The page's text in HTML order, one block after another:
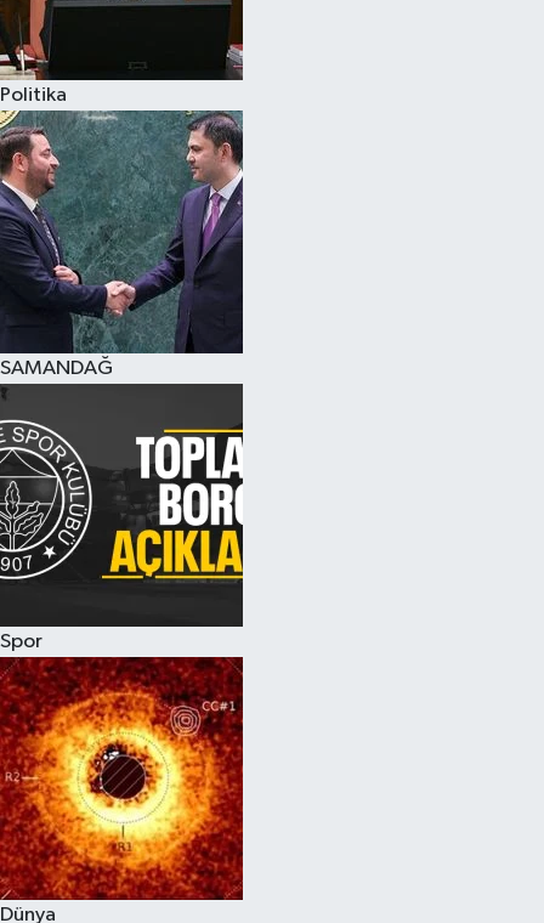
Politika
SAMANDAĞ
Spor
Dünya